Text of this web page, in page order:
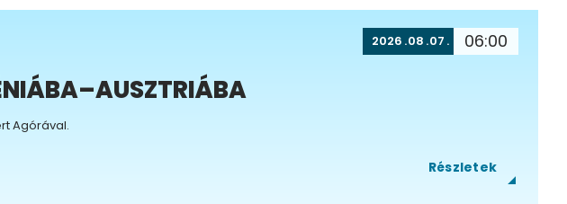
2026 08 07 06:00
Agórával.
Részletek